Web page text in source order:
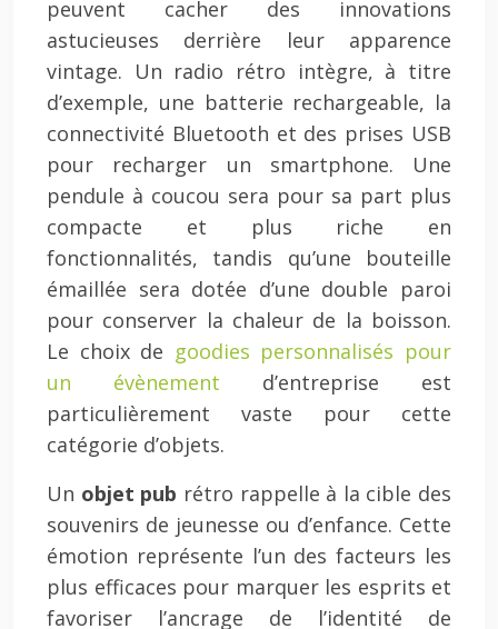
peuvent cacher des innovations
astucieuses derrière leur apparence
vintage. Un radio rétro intègre, à titre
d’exemple, une batterie rechargeable, la
connectivité Bluetooth et des prises USB
pour recharger un smartphone. Une
pendule à coucou sera pour sa part plus
compacte et plus riche en
fonctionnalités, tandis qu’une bouteille
émaillée sera dotée d’une double paroi
pour conserver la chaleur de la boisson.
Le choix de goodies personnalisés pour
un évènement d’entreprise est
particulièrement vaste pour cette
catégorie d’objets.
Un objet pub rétro rappelle à la cible des
souvenirs de jeunesse ou d’enfance. Cette
émotion représente l’un des facteurs les
plus efficaces pour marquer les esprits et
favoriser l’ancrage de l’identité de